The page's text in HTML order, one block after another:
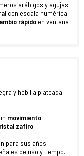
arábigos y agujas
con escala numérica
rápido en ventana
y hebilla plateada
movimiento
zafiro.
para sus años,
de uso y tiempo.